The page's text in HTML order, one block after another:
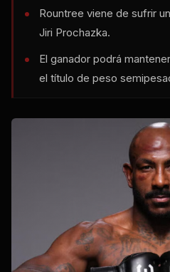
Rountree viene de sufrir
Jiri Prochazka.
El ganador podrá
el título de peso